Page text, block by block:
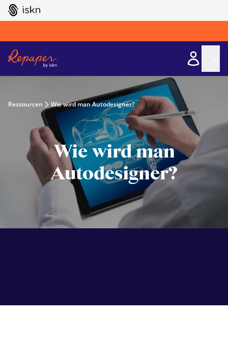
GO TO ISKN HOME
Ressourcen Wie wird man Autodesigner?
Wie wird man
Autodesigner?